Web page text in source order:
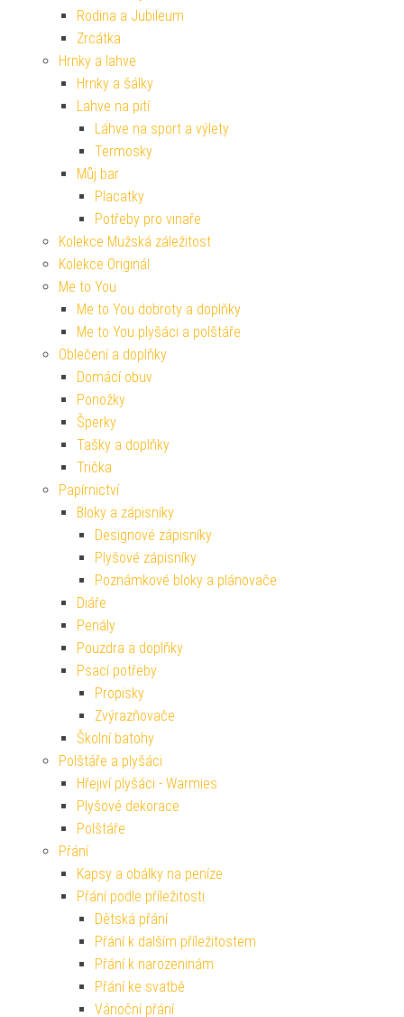
Rodina a Jubileum
Zrcátka
Hrnky a lahve
Hrnky a šálky
Lahve na pití
Láhve na sport a výlety
Termosky
Můj bar
Placatky
Potřeby pro vinaře
Kolekce Mužská záležitost
Kolekce Originál
Me to You
Me to You dobroty a doplňky
Me to You plyšáci a polštáře
Oblečení a doplňky
Domácí obuv
Ponožky
Šperky
Tašky a doplňky
Trička
Papírnictví
Bloky a zápisníky
Designové zápisníky
Plyšové zápisníky
Poznámkové bloky a plánovače
Diáře
Penály
Pouzdra a doplňky
Psací potřeby
Propisky
Zvýrazňovače
Školní batohy
Polštáře a plyšáci
Hřejiví plyšáci - Warmies
Plyšové dekorace
Polštáře
Přání
Kapsy a obálky na peníze
Přání podle příležitosti
Dětská přání
Přání k dalším příležitostem
Přání k narozeninám
Přání ke svatbě
Vánoční přání